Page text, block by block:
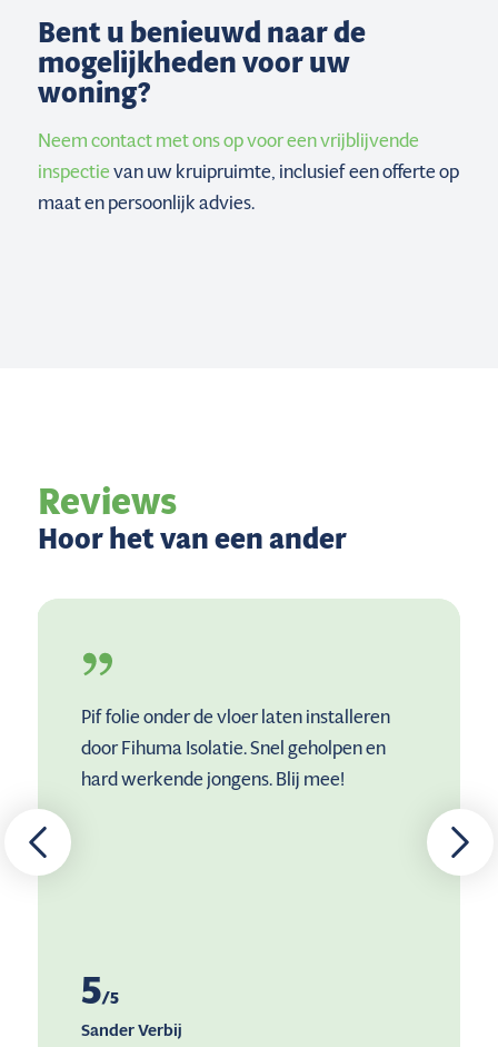
Bent u benieuwd naar de
mogelijkheden voor uw
woning?
Neem contact met ons op voor een vrijblijvende
inspectievan uw kruipruimte, inclusief een offerte op
maat en persoonlijk advies.
Reviews
Hoor het van een ander
Pif folie onder de vloer laten installeren
door Fihuma Isolatie. Snel geholpen en
hard werkende jongens. Blij mee!
5/5
Sander Verbij